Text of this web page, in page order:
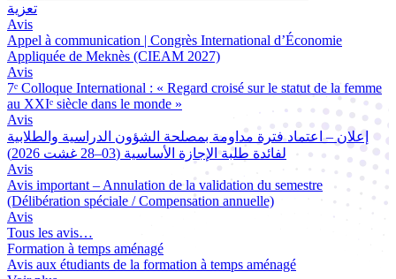
تعزية
Avis
Appel à communication | Congrès International d’Économie
Appliquée de Meknès (CIEAM 2027)
Avis
7ᵉ Colloque International : « Regard croisé sur le statut de la femme
au XXIᵉ siècle dans le monde »
Avis
إعلان – اعتماد فترة مداومة بمصلحة الشؤون الدراسية والطلابية
لفائدة طلبة الإجازة الأساسية (03–28 غشت 2026)
Avis
Avis important – Annulation de la validation du semestre
(Délibération spéciale / Compensation annuelle)
Avis
Tous les avis…
Formation à temps aménagé
Avis aux étudiants de la formation à temps aménagé